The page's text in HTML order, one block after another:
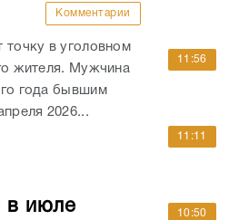
Комментарии
точку в уголовном
жителя. Мужчина
года бывшим
2026...
в июле
11:56
11:11
10:50